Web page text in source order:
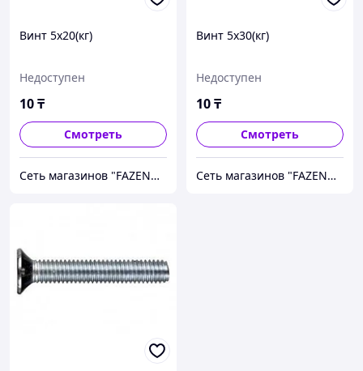
Винт 5х20(кг)
Недоступен
10₸
Смотреть
Сеть магазинов "FAZENDA" ТОО Инкомстрой
Винт 5х30(кг)
Недоступен
10₸
Смотреть
Сеть магазинов "FAZENDA" ТОО Инкомстрой